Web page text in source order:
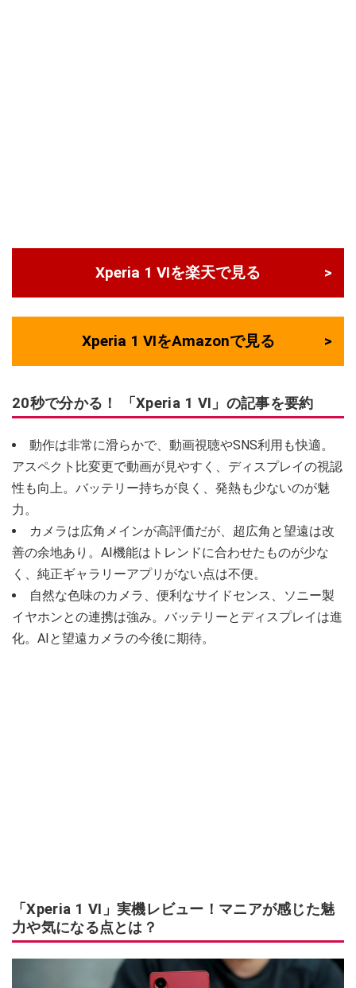
Xperia 1 VIを楽天で見る
Xperia 1 VIをAmazonで見る
20秒で分かる！ 「Xperia 1 VI」の記事を要約
動作は非常に滑らかで、動画視聴やSNS利用も快適。
アスペクト比変更で動画が見やすく、ディスプレイの視認
性も向上。バッテリー持ちが良く、発熱も少ないのが魅
力。
カメラは広角メインが高評価だが、超広角と望遠は改
善の余地あり。AI機能はトレンドに合わせたものが少な
く、純正ギャラリーアプリがない点は不便。
自然な色味のカメラ、便利なサイドセンス、ソニー製
イヤホンとの連携は強み。バッテリーとディスプレイは進
化。AIと望遠カメラの今後に期待。
「Xperia 1 VI」実機レビュー！マニアが感じた魅
力や気になる点とは？